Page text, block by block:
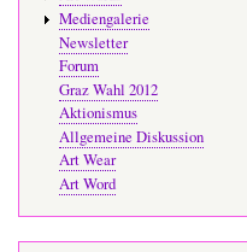
Mediengalerie
Newsletter
Forum
Graz Wahl 2012
Aktionismus
Allgemeine Diskussion
Art Wear
Art Word